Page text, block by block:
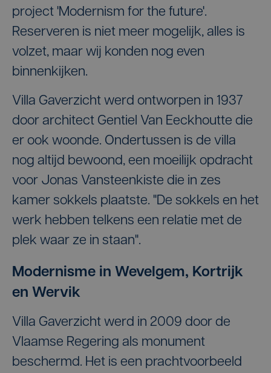
project 'Modernism for the future'.
Reserveren is niet meer mogelijk, alles is
volzet, maar wij konden nog even
binnenkijken.
Villa Gaverzicht werd ontworpen in 1937
door architect Gentiel Van Eeckhoutte die
er ook woonde. Ondertussen is de villa
nog altijd bewoond, een moeilijk opdracht
voor Jonas Vansteenkiste die in zes
kamer sokkels plaatste. "De sokkels en het
werk hebben telkens een relatie met de
plek waar ze in staan".
Modernisme in Wevelgem, Kortrijk
en Wervik
Villa Gaverzicht werd in 2009 door de
Vlaamse Regering als monument
beschermd. Het is een prachtvoorbeeld